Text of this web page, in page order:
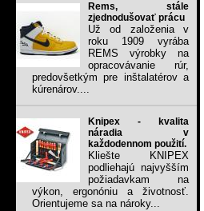
Rems, stále
zjednodušovať prácu
Už od založenia v
roku 1909 vyrába
REMS výrobky na
opracovávanie rúr,
predovšetkým pre inštalatérov a
kúrenárov....
Knipex - kvalita
náradia v
každodennom použití.
Kliešte KNIPEX
podliehajú najvyšším
požiadavkam na
výkon, ergonóniu a životnosť.
Orientujeme sa na nároky...